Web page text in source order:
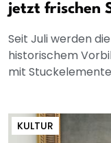
jetzt frischen
Seit Juli werden
historischem
mit
KULTUR